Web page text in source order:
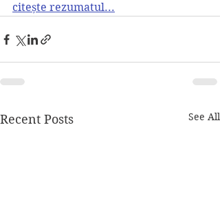
citește rezumatul...
Recent Posts See All